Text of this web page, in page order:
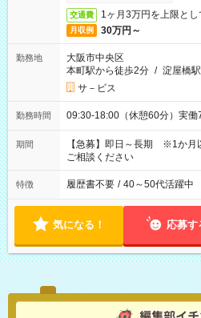
交通費 1ヶ月3万円を上限と
月収例 30万円～
勤務地
大阪市中央区
本町駅から徒歩2分 / 淀屋橋
サ－ビス
勤務時間 09:30-18:00（休憩60分）実
期間
【急募】即日～長期 ※1か月
ご相談ください
特徴 履歴書不要 / 40～50代活躍中
気になる！ 応募す